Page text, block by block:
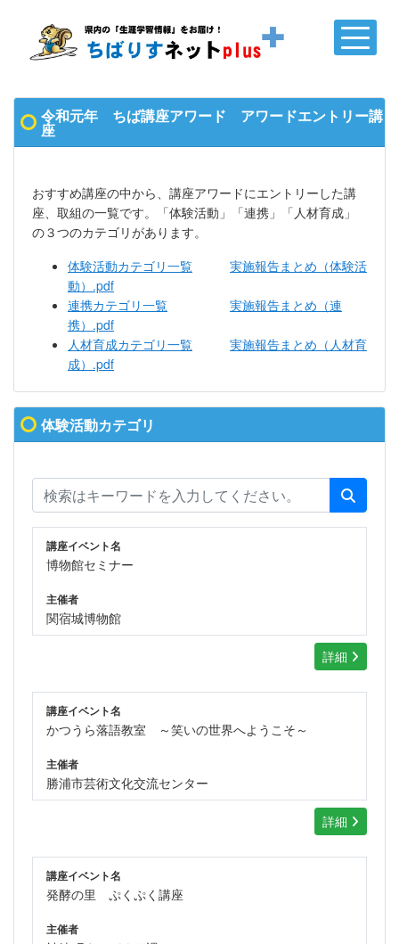
令和元年 ちば講座アワード アワードエントリー講
座
おすすめ講座の中から、講座アワードにエントリーした講
座、取組の一覧です。「体験活動」「連携」「人材育成」
の３つのカテゴリがあります。
体験活動カテゴリ一覧
実施報告まとめ（体験活
動）.pdf
連携カテゴリ一覧
実施報告まとめ（連
携）.pdf
人材育成カテゴリ一覧
実施報告まとめ（人材育
成）.pdf
体験活動カテゴリ
講座イベント名
博物館セミナー
主催者
関宿城博物館
詳細
講座イベント名
かつうら落語教室 ～笑いの世界へようこそ～
主催者
勝浦市芸術文化交流センター
詳細
講座イベント名
発酵の里 ぷくぷく講座
主催者